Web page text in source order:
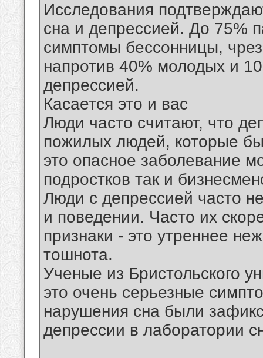
Исследования
сна и депрессией. До 75%
симптомы бессонницы,
напротив 40% молодых и
депрессией.
Касается это и вас
Люди часто считают, что
пожилых людей, которые
это опасное заболевание
подростков так и
Люди с депрессией часто
и поведении. Часто их
признаки - это утреннее
тошнота.
Ученые из Бристольского
это очень серьезные
нарушения сна были
депрессии в лаборатории